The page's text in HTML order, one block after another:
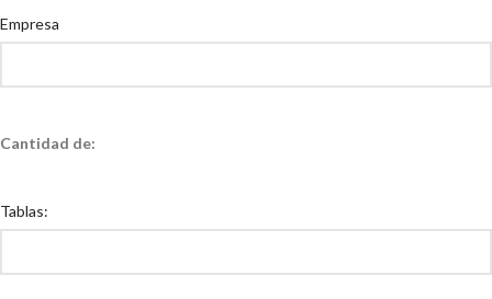
Empresa
Cantidad de:
Tablas: